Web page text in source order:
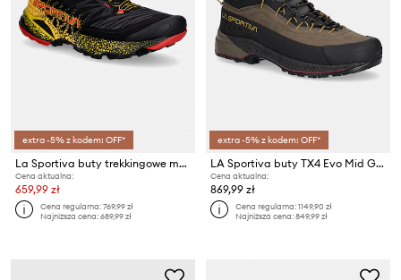
extra -5% z kodem: OFF*
La Sportiva buty trekkingowe męskie Akasha II
Cena aktualna:
659,99 zł
Cena regularna:769,99 zł
Najniższa cena:689,99 zł
extra -5% z kodem: OFF*
LA Sportiva buty TX4 Evo Mid GTX
Cena aktualna:
869,99 zł
Cena regularna:1149,90 zł
Najniższa cena:849,99 zł